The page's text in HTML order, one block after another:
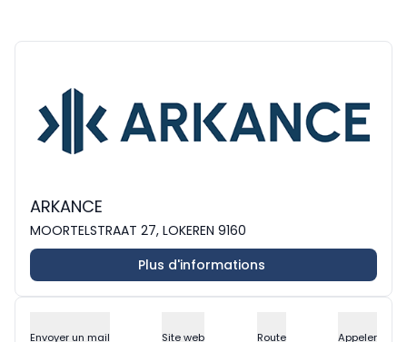
ARKANCE
MOORTELSTRAAT 27, LOKEREN 9160
Plus d'informations
Envoyer un mail Site web Route Appeler